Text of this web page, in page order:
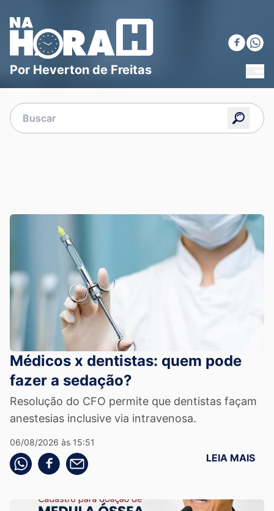
Blog Na Hora H
Por Heverton de Freitas
Médicos x dentistas: quem pode
fazer a sedação?
Resolução do CFO permite que dentistas façam
anestesias inclusive via intravenosa.
06/08/2026 às 15:51
Compartilhe pelo whatsapp
Compartilhar no facebook
Compartilhe pelo email LEIA MAIS